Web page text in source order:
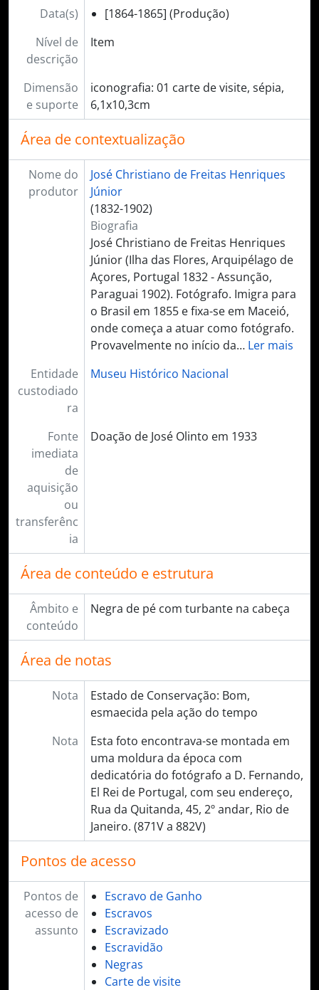
Data(s)
[1864-1865] (Produção)
Nível de
descrição
Item
Dimensão
e suporte
iconografia: 01 carte de visite, sépia,
6,1x10,3cm
Área de contextualização
Nome do
produtor
José Christiano de Freitas Henriques
Júnior
(1832-1902)
Biografia
José Christiano de Freitas Henriques
Júnior (Ilha das Flores, Arquipélago de
Açores, Portugal 1832 - Assunção,
Paraguai 1902). Fotógrafo. Imigra para
o Brasil em 1855 e fixa-se em Maceió,
onde começa a atuar como fotógrafo.
Provavelmente no início da… Ler mais
Entidade
custodiado
ra
Museu Histórico Nacional
Fonte
imediata
de
aquisição
ou
transferênc
ia
Doação de José Olinto em 1933
Área de conteúdo e estrutura
Âmbito e
conteúdo
Negra de pé com turbante na cabeça
Área de notas
Nota
Estado de Conservação: Bom,
esmaecida pela ação do tempo
Nota
Esta foto encontrava-se montada em
uma moldura da época com
dedicatória do fotógrafo a D. Fernando,
El Rei de Portugal, com seu endereço,
Rua da Quitanda, 45, 2º andar, Rio de
Janeiro. (871V a 882V)
Pontos de acesso
Pontos de
acesso de
assunto
Escravo de Ganho
Escravos
Escravizado
Escravidão
Negras
Carte de visite